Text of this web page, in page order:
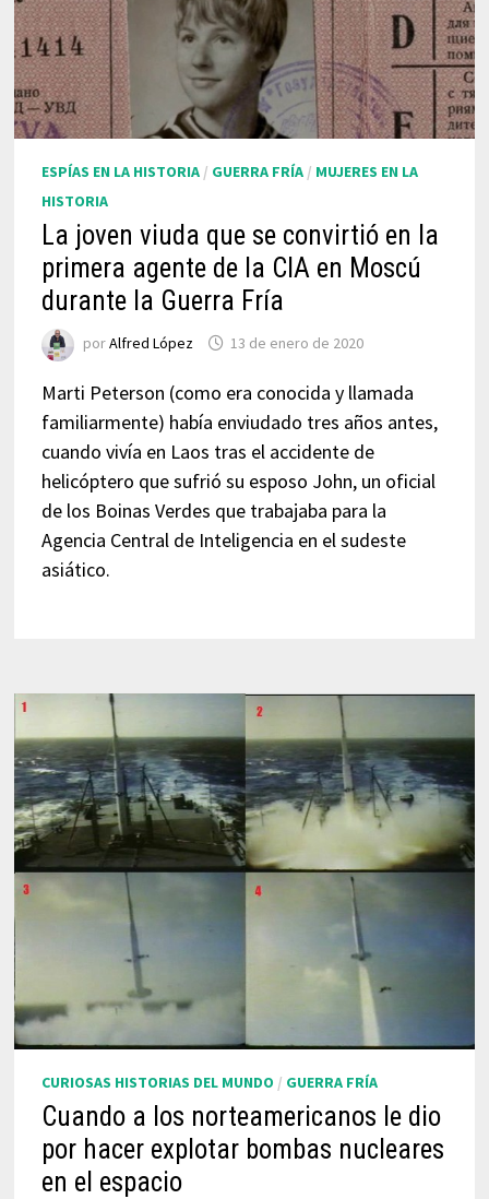
ESPÍAS EN LA HISTORIA/ GUERRA FRÍA/ MUJERES EN LA
HISTORIA
La joven viuda que se convirtió en la
primera agente de la CIA en Moscú
durante la Guerra Fría
porAlfred López 13 de enero de 2020
Marti Peterson (como era conocida y llamada
familiarmente) había enviudado tres años antes,
cuando vivía en Laos tras el accidente de
helicóptero que sufrió su esposo John, un oficial
de los Boinas Verdes que trabajaba para la
Agencia Central de Inteligencia en el sudeste
asiático.
CURIOSAS HISTORIAS DEL MUNDO / GUERRA FRÍA
Cuando a los norteamericanos le dio
por hacer explotar bombas nucleares
en el espacio